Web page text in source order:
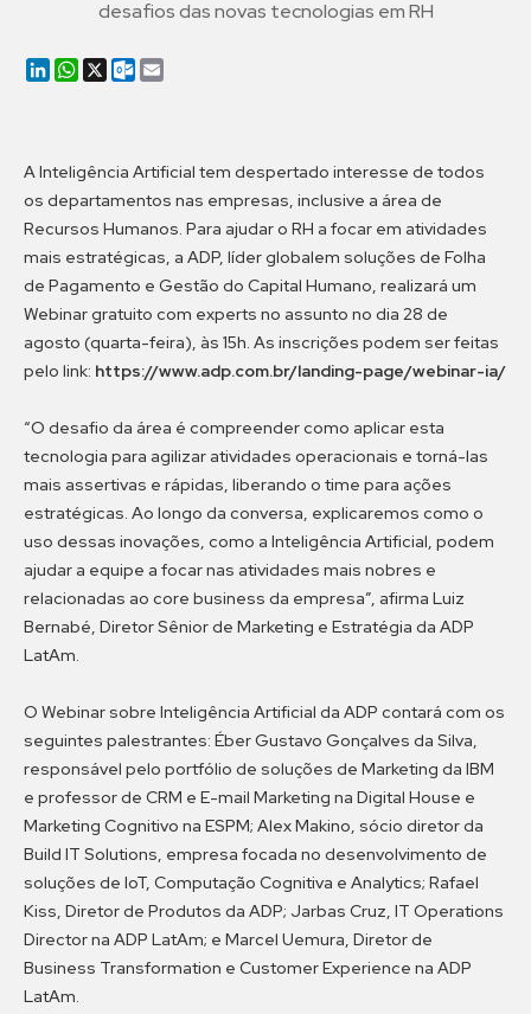
desafios das novas tecnologias em RH
LinkedIn
WhatsApp
X Outlook.com
A Inteligência Artificial tem despertado interesse de todos
os departamentos nas empresas, inclusive a área de
Recursos Humanos. Para ajudar o RH a focar em atividades
mais estratégicas, a ADP, líder globalem soluções de Folha
de Pagamento e Gestão do Capital Humano, realizará um
Webinar gratuito com experts no assunto no dia 28 de
agosto (quarta-feira), às 15h. As inscrições podem ser feitas
pelo link: https://www.adp.com.br/landing-page/webinar-ia/
“O desafio da área é compreender como aplicar esta
tecnologia para agilizar atividades operacionais e torná-las
mais assertivas e rápidas, liberando o time para ações
estratégicas. Ao longo da conversa, explicaremos como o
uso dessas inovações, como a Inteligência Artificial, podem
ajudar a equipe a focar nas atividades mais nobres e
relacionadas ao core business da empresa”, afirma Luiz
Bernabé, Diretor Sênior de Marketing e Estratégia da ADP
LatAm.
O Webinar sobre Inteligência Artificial da ADP contará com os
seguintes palestrantes: Éber Gustavo Gonçalves da Silva,
responsável pelo portfólio de soluções de Marketing da IBM
e professor de CRM e E-mail Marketing na Digital House e
Marketing Cognitivo na ESPM; Alex Makino, sócio diretor da
Build IT Solutions, empresa focada no desenvolvimento de
soluções de IoT, Computação Cognitiva e Analytics; Rafael
Kiss, Diretor de Produtos da ADP; Jarbas Cruz, IT Operations
Director na ADP LatAm; e Marcel Uemura, Diretor de
Business Transformation e Customer Experience na ADP
LatAm.